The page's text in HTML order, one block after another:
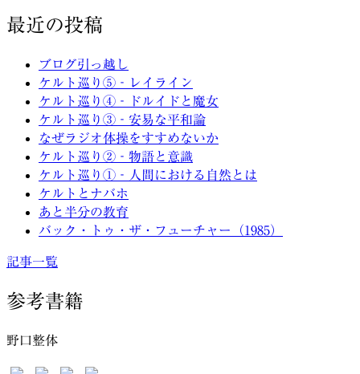
最近の投稿
ブログ引っ越し
ケルト巡り⑤‐レイライン
ケルト巡り④‐ドルイドと魔女
ケルト巡り③‐安易な平和論
なぜラジオ体操をすすめないか
ケルト巡り②‐物語と意識
ケルト巡り①‐人間における自然とは
ケルトとナバホ
あと半分の教育
バック・トゥ・ザ・フューチャー（1985）
記事一覧
参考書籍
野口整体